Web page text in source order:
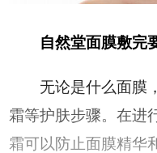
自然堂面膜敷完
无论是什么面膜
霜等护肤步骤。在进
霜可以防止面膜精华